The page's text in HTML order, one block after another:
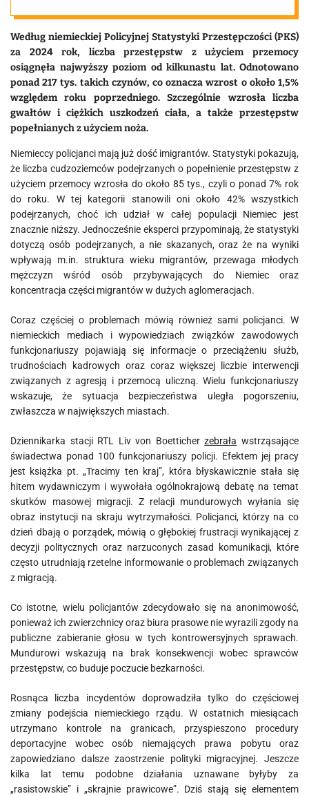
Według niemieckiej Policyjnej Statystyki Przestępczości (PKS)
za 2024 rok, liczba przestępstw z użyciem przemocy
osiągnęła najwyższy poziom od kilkunastu lat. Odnotowano
ponad 217 tys. takich czynów, co oznacza wzrost o około 1,5%
względem roku poprzedniego. Szczególnie wzrosła liczba
gwałtów i ciężkich uszkodzeń ciała, a także przestępstw
popełnianych z użyciem noża.
Niemieccy policjanci mają już dość imigrantów. Statystyki pokazują,
że liczba cudzoziemców podejrzanych o popełnienie przestępstw z
użyciem przemocy wzrosła do około 85 tys., czyli o ponad 7% rok
do roku. W tej kategorii stanowili oni około 42% wszystkich
podejrzanych, choć ich udział w całej populacji Niemiec jest
znacznie niższy. Jednocześnie eksperci przypominają, że statystyki
dotyczą osób podejrzanych, a nie skazanych, oraz że na wyniki
wpływają m.in. struktura wieku migrantów, przewaga młodych
mężczyzn wśród osób przybywających do Niemiec oraz
koncentracja części migrantów w dużych aglomeracjach.
Coraz częściej o problemach mówią również sami policjanci. W
niemieckich mediach i wypowiedziach związków zawodowych
funkcjonariuszy pojawiają się informacje o przeciążeniu służb,
trudnościach kadrowych oraz coraz większej liczbie interwencji
związanych z agresją i przemocą uliczną. Wielu funkcjonariuszy
wskazuje, że sytuacja bezpieczeństwa uległa pogorszeniu,
zwłaszcza w największych miastach.
Dziennikarka stacji RTL Liv von Boetticherzebrała wstrząsające
świadectwa ponad 100 funkcjonariuszy policji. Efektem jej pracy
jest książka pt. „Tracimy ten kraj”, która błyskawicznie stała się
hitem wydawniczym i wywołała ogólnokrajową debatę na temat
skutków masowej migracji. Z relacji mundurowych wyłania się
obraz instytucji na skraju wytrzymałości. Policjanci, którzy na co
dzień dbają o porządek, mówią o głębokiej frustracji wynikającej z
decyzji politycznych oraz narzuconych zasad komunikacji, które
często utrudniają rzetelne informowanie o problemach związanych
z migracją.
Co istotne, wielu policjantów zdecydowało się na anonimowość,
ponieważ ich zwierzchnicy oraz biura prasowe nie wyrazili zgody na
publiczne zabieranie głosu w tych kontrowersyjnych sprawach.
Mundurowi wskazują na brak konsekwencji wobec sprawców
przestępstw, co buduje poczucie bezkarności.
Rosnąca liczba incydentów doprowadziła tylko do częściowej
zmiany podejścia niemieckiego rządu. W ostatnich miesiącach
utrzymano kontrole na granicach, przyspieszono procedury
deportacyjne wobec osób niemających prawa pobytu oraz
zapowiedziano dalsze zaostrzenie polityki migracyjnej. Jeszcze
kilka lat temu podobne działania uznawane byłyby za
„rasistowskie” i „skrajnie prawicowe”. Dziś stają się elementem